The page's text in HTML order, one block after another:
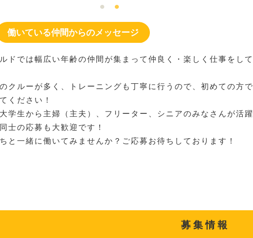
働いている仲間からのメッセージ
ドでは幅広い年齢の仲間が集まって仲良く・楽しく仕事をして
クルーが多く、トレーニングも丁寧に行うので、初めての方で
ください！
学生から主婦（主夫）、フリーター、シニアのみなさんが活躍
士の応募も大歓迎です！
と一緒に働いてみませんか？ご応募お待ちしております！
募集情報